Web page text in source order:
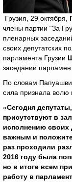
Грузия, 29 октября,
члены партии “За
пленарных
своих депутатских
парламента Грузии
заседании
По словам
сила признала волю
«Сегодня
присутствуют в
исполнению своих
важным и
раз проходили
2016 году была
но в итоге всем
работу в